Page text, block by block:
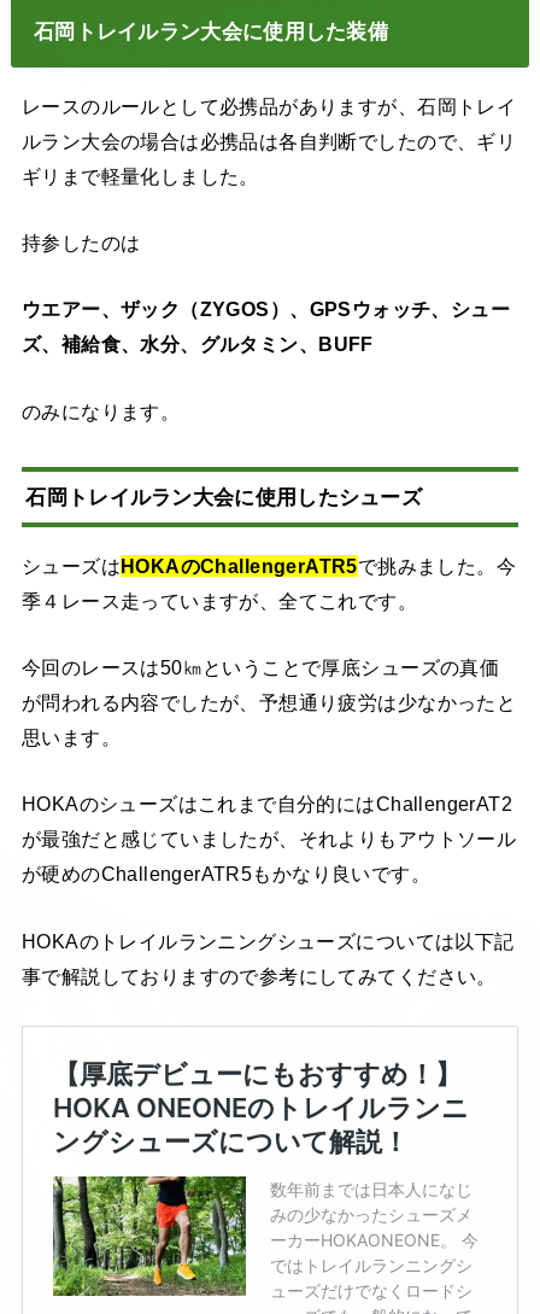
石岡トレイルラン大会に使用した装備
レースのルールとして必携品がありますが、石岡トレイ
ルラン大会の場合は必携品は各自判断でしたので、ギリ
ギリまで軽量化しました。
持参したのは
ウエアー、 ザック（ZYGOS）、GPSウォッチ、 シュー
ズ、 補給食、 水分、 グルタミン、 BUFF
のみになります。
石岡トレイルラン大会に使用したシューズ
シューズはHOKAのChallengerATR5で挑みました。今
季４レース走っていますが、全てこれです。
今回のレースは50㎞ということで厚底シューズの真価
が問われる内容でしたが、予想通り疲労は少なかったと
思います。
HOKAのシューズはこれまで自分的にはChallengerAT2
が最強だと感じていましたが、それよりもアウトソール
が硬めのChallengerATR5もかなり良いです。
HOKAのトレイルランニングシューズについては以下記
事で解説しておりますので参考にしてみてください。